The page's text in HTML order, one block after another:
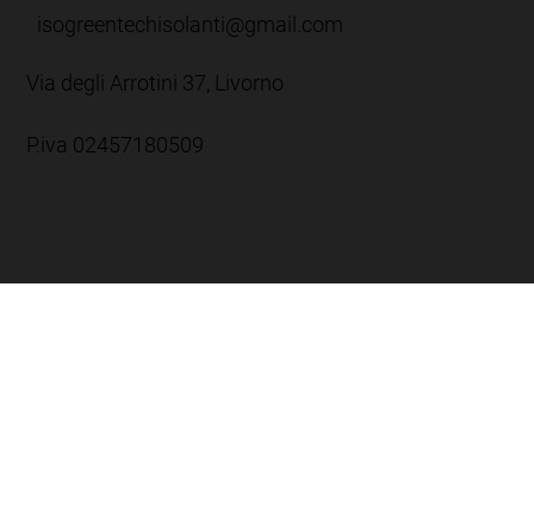
isogreentechisolanti@gmail.com
Via degli Arrotini 37, Livorno
P.iva 02457180509